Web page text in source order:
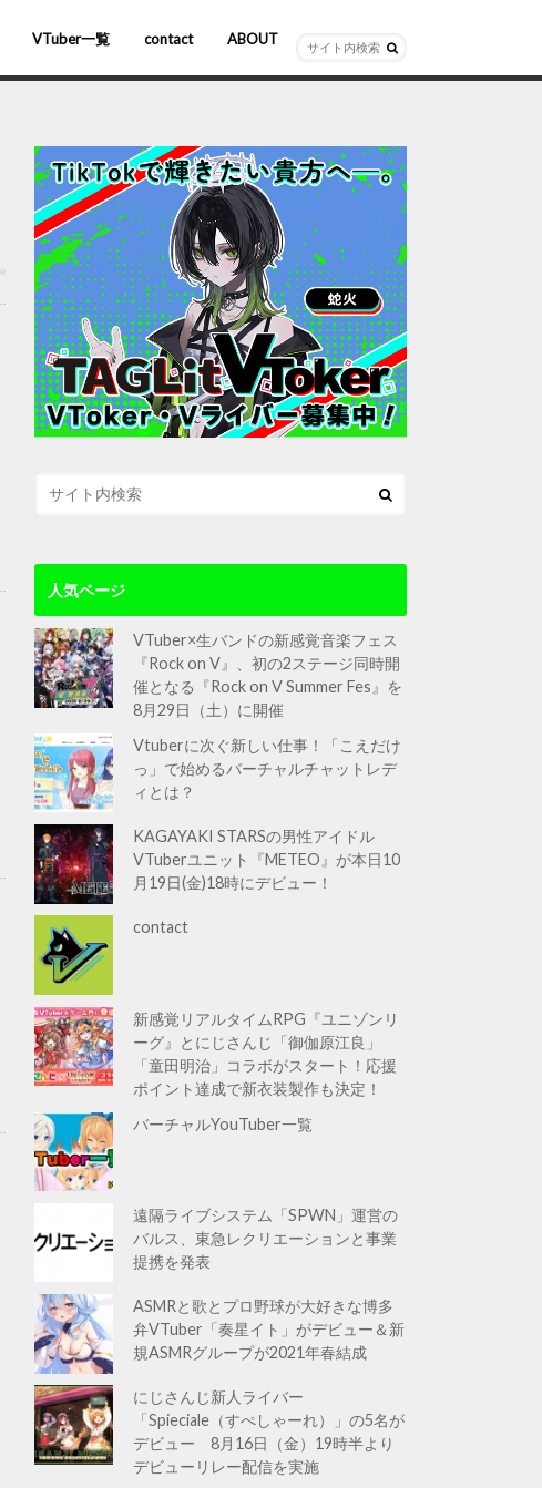
VTuber一覧
バーチャルYouTuber
VR/AR
ホロライブ
にじさんじ
ななしいんく
ぶいすぽっ！
contact ABOUT
人気ページ
VTuber×生バンドの新感覚音楽フェス
『Rock on V』、初の2ステージ同時開
催となる『Rock on V Summer Fes』を
8月29日（土）に開催
Vtuberに次ぐ新しい仕事！「こえだけ
っ」で始めるバーチャルチャットレデ
ィとは？
KAGAYAKI STARSの男性アイドル
VTuberユニット『METEO』が本日10
月19日(金)18時にデビュー！
contact
新感覚リアルタイムRPG『ユニゾンリ
ーグ』とにじさんじ「御伽原江良」
「童田明治」コラボがスタート！応援
ポイント達成で新衣装製作も決定！
バーチャルYouTuber一覧
遠隔ライブシステム「SPWN」運営の
バルス、東急レクリエーションと事業
提携を発表
ASMRと歌とプロ野球が大好きな博多
弁VTuber「奏星イト」がデビュー＆新
規ASMRグループが2021年春結成
にじさんじ新人ライバー
「Spieciale（すぺしゃーれ）」の5名が
デビュー 8月16日（金）19時半より
デビューリレー配信を実施